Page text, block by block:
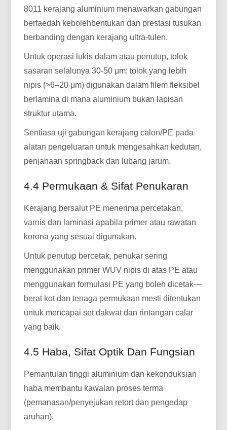
8011 kerajang aluminium menawarkan gabungan
berfaedah kebolehbentukan dan prestasi tusukan
berbanding dengan kerajang ultra-tulen.
Untuk operasi lukis dalam atau penutup, tolok
sasaran selalunya 30-50 μm; tolok yang lebih
nipis (≈6–20 μm) digunakan dalam filem fleksibel
berlamina di mana aluminium bukan lapisan
struktur utama.
Sentiasa uji gabungan kerajang calon/PE pada
alatan pengeluaran untuk mengesahkan kedutan,
penjanaan springback dan lubang jarum.
4.4 Permukaan & Sifat Penukaran
Kerajang bersalut PE menerima percetakan,
varnis dan laminasi apabila primer atau rawatan
korona yang sesuai digunakan.
Untuk penutup bercetak, penukar sering
menggunakan primer WUV nipis di atas PE atau
menggunakan formulasi PE yang boleh dicetak—
berat kot dan tenaga permukaan mesti ditentukan
untuk mencapai set dakwat dan rintangan calar
yang baik.
4.5 Haba, Sifat Optik Dan Fungsian
Pemantulan tinggi aluminium dan kekonduksian
haba membantu kawalan proses terma
(pemanasan/penyejukan retort dan pengedap
aruhan).